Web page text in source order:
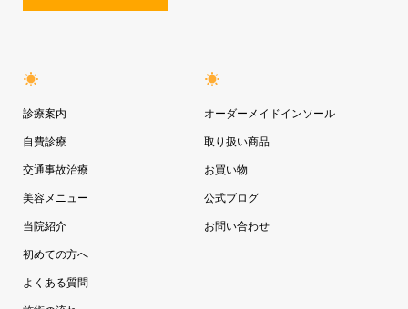
診療案内
自費診療
交通事故治療
美容メニュー
当院紹介
初めての方へ
よくある質問
オーダーメイドインソール
取り扱い商品
お買い物
公式ブログ
お問い合わせ